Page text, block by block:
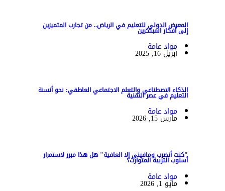
المعرض الدولي للتعليم في الرياض.. من تجارب المتميزين
إلى أفكار المبتكرين
مواد عامة
أبريل 16, 2025
الذكاء الاصطناعي والتعلم الاجتماعي العاطفي: نحو أنسنة
التعليم في عصر التقنية
مواد عامة
مارس 15, 2026
"كنت أنضرب ومافيني إلا العافية" هل هذا مبرر لاستمرار
أسلوب التربية المتوارث؟
مواد عامة
مايو 1, 2026